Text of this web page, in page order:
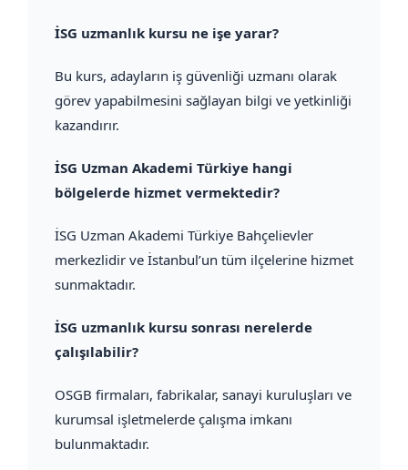
İSG uzmanlık kursu ne işe yarar?
Bu kurs, adayların iş güvenliği uzmanı olarak
görev yapabilmesini sağlayan bilgi ve yetkinliği
kazandırır.
İSG Uzman Akademi Türkiye hangi
bölgelerde hizmet vermektedir?
İSG Uzman Akademi Türkiye Bahçelievler
merkezlidir ve İstanbul’un tüm ilçelerine hizmet
sunmaktadır.
İSG uzmanlık kursu sonrası nerelerde
çalışılabilir?
OSGB firmaları, fabrikalar, sanayi kuruluşları ve
kurumsal işletmelerde çalışma imkanı
bulunmaktadır.